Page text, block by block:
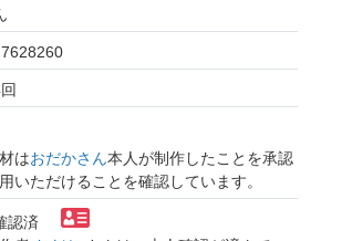
はおだかさん本人が制作したことを承認
いただけることを確認しています。
認済